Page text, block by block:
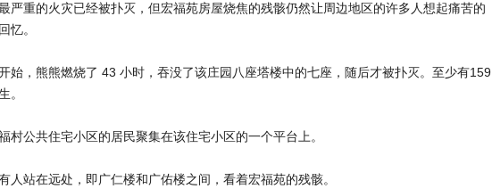
严重的火灾已经被扑灭，但宏福苑房屋烧焦的残骸仍然让周边地区的许多人想起痛苦的
忆。
始，熊熊燃烧了 43 小时，吞没了该庄园八座塔楼中的七座，随后才被扑灭。至少有159
。
村公共住宅小区的居民聚集在该住宅小区的一个平台上。
人站在远处，即广仁楼和广佑楼之间，看着宏福苑的残骸。